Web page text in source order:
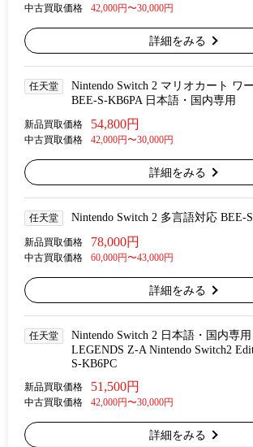
中古買取価格 42,000円〜30,000円
詳細をみる
任天堂
Nintendo Switch 2 マリオカート ワ
BEE-S-KB6PA 日本語・国内専用
新品買取価格 54,800円
中古買取価格 42,000円〜30,000円
詳細をみる
任天堂 Nintendo Switch 2 多言語対応 BEE-
新品買取価格 78,000円
中古買取価格 60,000円〜43,000円
詳細をみる
任天堂
Nintendo Switch 2 日本語・国内専用
LEGENDS Z-A Nintendo Switch2
S-KB6PC
新品買取価格 51,500円
中古買取価格 42,000円〜30,000円
詳細をみる